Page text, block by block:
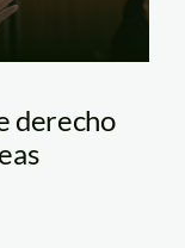
derecho